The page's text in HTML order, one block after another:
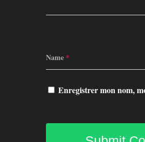
Name *
Enregistrer mon nom,